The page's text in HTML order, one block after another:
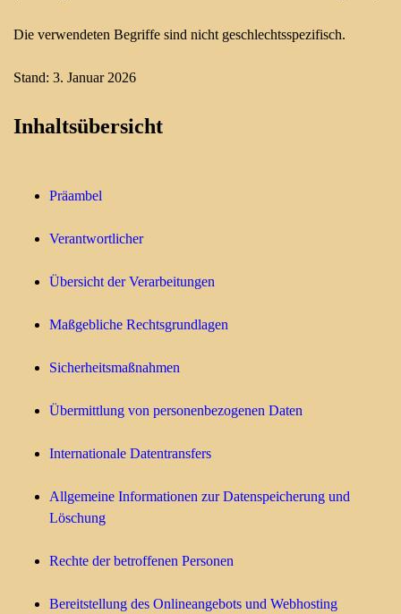
Die verwendeten Begriffe sind nicht geschlechtsspezifisch.
Stand: 3. Januar 2026
Inhaltsübersicht
Präambel
Verantwortlicher
Übersicht der Verarbeitungen
Maßgebliche Rechtsgrundlagen
Sicherheitsmaßnahmen
Übermittlung von personenbezogenen Daten
Internationale Datentransfers
Allgemeine Informationen zur Datenspeicherung und
Löschung
Rechte der betroffenen Personen
Bereitstellung des Onlineangebots und Webhosting